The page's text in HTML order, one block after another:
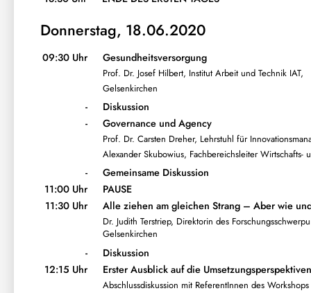
Donnerstag, 18.06.2020
09:30 Uhr Gesundheitsversorgung
Prof. Dr. Josef Hilbert, Institut Arbeit und Technik IAT,
Gelsenkirchen
-
Diskussion
-
Governance und Agency
Prof. Dr. Carsten Dreher, Lehrstuhl für
Alexander Skubowius, Fachbereichsleiter
-
Gemeinsame Diskussion
11:00 Uhr
PAUSE
11:30 Uhr
Alle ziehen am gleichen Strang – Aber wie
Dr. Judith Terstriep, Direktorin des
Gelsenkirchen
-
Diskussion
12:15 Uhr
Erster Ausblick auf die Umsetzungsperspektiven
Abschlussdiskussion mit ReferentInnen des Workshops